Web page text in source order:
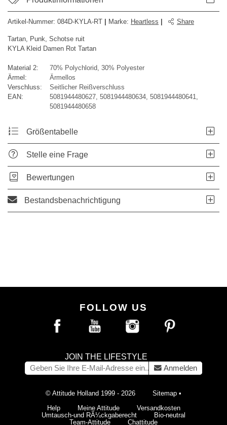
Artikel-Nummer: 084D-KYLA-RT Marke: Heartless Share
Tartan, Punk, Schotse ruit
KYLA Kleid Damen Rot Tartan
Material 2:
70% Polychlorid, 30% Polyester
Ärmel:
Ärmellos
Verschluss:
Seitlicher Reißverschluss
EAN:
5081944480627, 5081944480634, 5081944480641,
5081944480658
Größentabelle
Stelle eine Frage
Bewertungen
Bestandsbenachrichtigung
FOLLOW US
JOIN THE LIFESTYLE
Anmelden
© Attitude Holland 1999 - 2026 Sitemap •
Help
Meine Attitude
Versandkosten
Umtausch-und RÃ¼ckgaberecht
Bio-neutral
Team-Attitude
Chattitude